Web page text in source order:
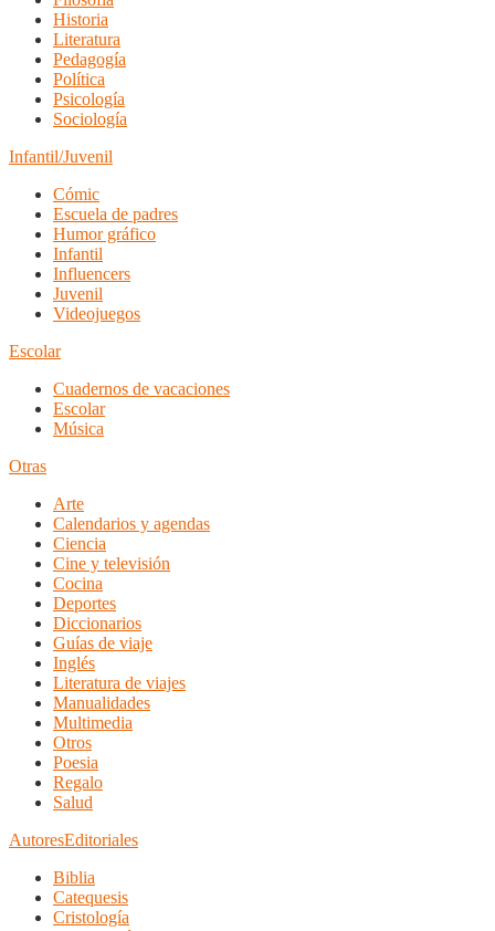
Historia
Literatura
Pedagogía
Política
Psicología
Sociología
Infantil/Juvenil
Cómic
Escuela de padres
Humor gráfico
Infantil
Influencers
Juvenil
Videojuegos
Escolar
Cuadernos de vacaciones
Escolar
Música
Otras
Arte
Calendarios y agendas
Ciencia
Cine y televisión
Cocina
Deportes
Diccionarios
Guías de viaje
Inglés
Literatura de viajes
Manualidades
Multimedia
Otros
Poesia
Regalo
Salud
AutoresEditoriales
Biblia
Catequesis
Cristología